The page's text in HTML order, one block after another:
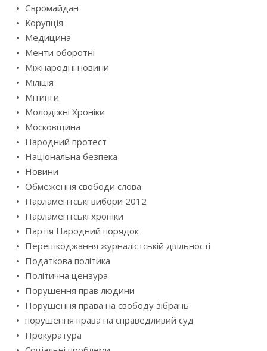
Євромайдан
Корупція
Медицина
Менти оборотні
Міжнародні новини
Міліція
Мітинги
Молодіжні Хроніки
Московщина
Народний протест
Національна безпека
Новини
Обмеження свободи слова
Парламентські вибори 2012
Парламентські хроніки
Партія Народний порядок
Перешкоджання журналістській діяльності
Податкова політика
Політична цензура
Порушення прав людини
Порушення права на свободу зібрань
порушення права на справедливий суд
Прокуратура